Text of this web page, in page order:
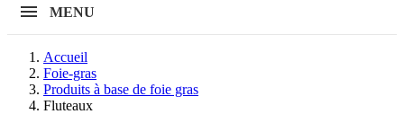
MENU
Accueil
Foie-gras
Produits à base de foie gras
Fluteaux